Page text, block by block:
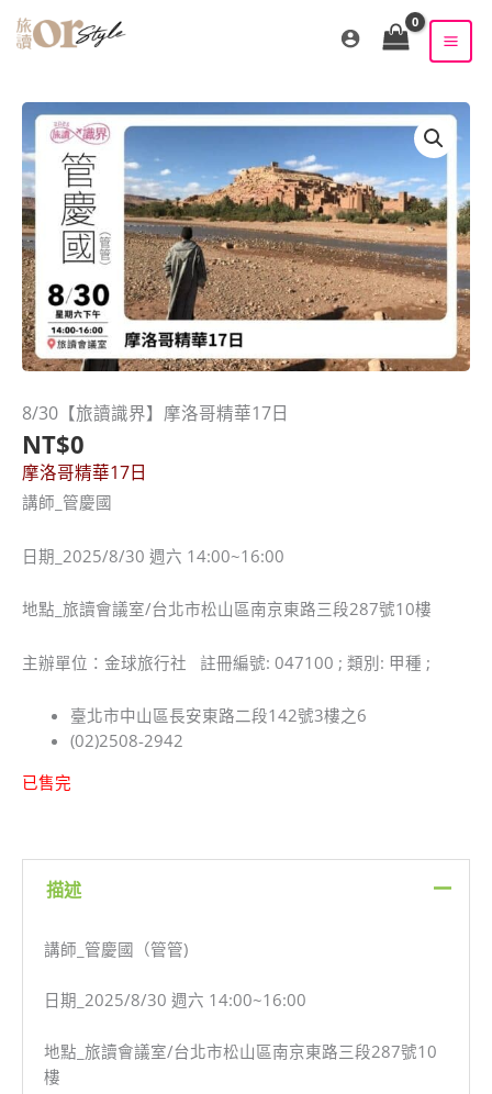
8/30【旅讀識界】摩洛哥精華17日
NT$0
摩洛哥精華17日
講師_管慶國
日期_2025/8/30 週六 14:00~16:00
地點_旅讀會議室/台北市松山區南京東路三段287號10樓
主辦單位：金球旅行社 註冊編號: 047100 ; 類別: 甲種 ;
臺北市中山區長安東路二段142號3樓之6
(02)2508-2942
已售完
描述
講師_管慶國（管管)
日期_2025/8/30 週六 14:00~16:00
地點_旅讀會議室/台北市松山區南京東路三段287號10
樓